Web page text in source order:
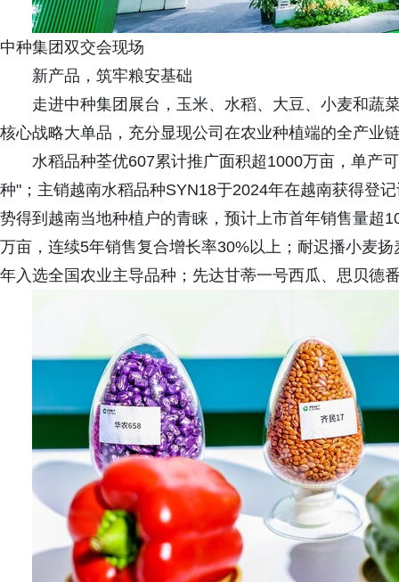
中种集团双交会现场
新产品，筑牢粮安基础
走进中种集团展台，玉米、水稻、大豆、小麦和蔬
核心战略大单品，充分显现公司在农业种植端的全产业
水稻品种荃优607累计推广面积超1000万亩，单产
种"；主销越南水稻品种SYN18于2024年在越南获得登
势得到越南当地种植户的青睐，预计上市首年销售量超
万亩，连续5年销售复合增长率30%以上；耐迟播小麦
年入选全国农业主导品种；先达甘蒂一号西瓜、思贝德